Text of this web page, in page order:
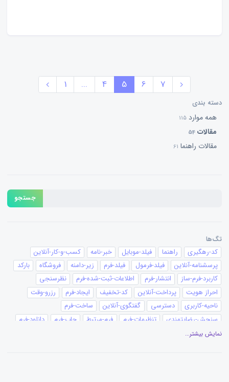
1 ... 4 5 6 7
دسته بندی
همه موارد 115
مقالات 54
مقالات راهنما 61
جستجو
تگ‌ها
کد-رهگیری راهنما فیلد-موبایل خبر-نامه
کسب-و-کار-آنلاین
پرسشنامه-آنلاین
فیلد-فرمول فیلد-فرم زیر-دامنه فروشگاه
بارکد
کاربرد-فرم-ساز
انتشار-فرم اطلاعات-ثبت-شده-فرم
نظرسنجی
احراز هویت
پرداخت-آنلاین کد-تخفیف ایجاد-فرم
رزرو-وقت
ناحیه-کاربری
دسترسی گفتگوی-آنلاین
ساخت-فرم
سنجش-رضایتمندی
تنظیمات-فرم فرم-مرتبط چاپ-فرم
دانلود-فرم
کانبان
پیغام-ثبت-فرمنمایش بیشتر...